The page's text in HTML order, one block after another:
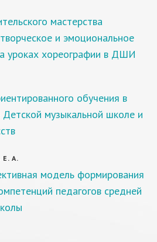
мастерства
и эмоциональное
уроках хореографии в ДШИ
обучения в
музыкальной школе и
А.
модель формирования
педагогов средней